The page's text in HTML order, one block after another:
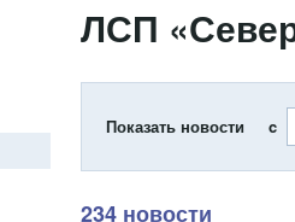
ЛСП
Показать новости c
234 новости